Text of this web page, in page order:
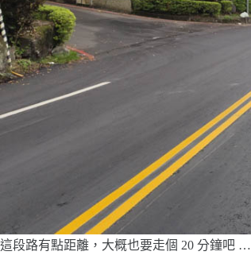
這段路有點距離，大概也要走個 20 分鐘吧 …